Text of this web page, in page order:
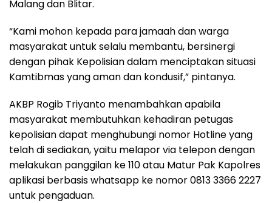
Malang dan Blitar.
“Kami mohon kepada para jamaah dan warga
masyarakat untuk selalu membantu, bersinergi
dengan pihak Kepolisian dalam menciptakan situasi
Kamtibmas yang aman dan kondusif,” pintanya.
AKBP Rogib Triyanto menambahkan apabila
masyarakat membutuhkan kehadiran petugas
kepolisian dapat menghubungi nomor Hotline yang
telah di sediakan, yaitu melapor via telepon dengan
melakukan panggilan ke 110 atau Matur Pak Kapolres
aplikasi berbasis whatsapp ke nomor 0813 3366 2227
untuk pengaduan.